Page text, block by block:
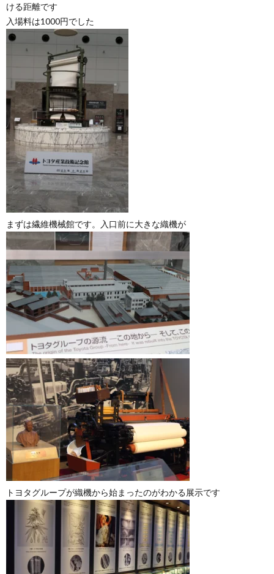
ける距離です
入場料は1000円でした
まずは繊維機械館です。入口前に大きな織機が
トヨタグループが織機から始まったのがわかる展示です